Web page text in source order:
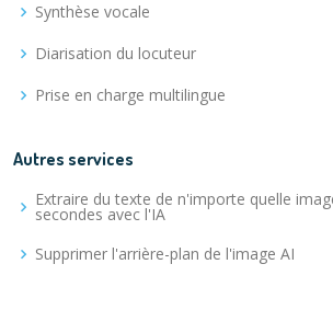
Synthèse vocale
Diarisation du locuteur
Prise en charge multilingue
Autres services
Extraire du texte de n'importe quelle
secondes avec l'IA
Supprimer l'arrière-plan de l'image AI